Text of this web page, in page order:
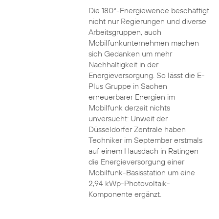
Die 180°-Energiewende beschäftigt
nicht nur Regierungen und diverse
Arbeitsgruppen, auch
Mobilfunkunternehmen machen
sich Gedanken um mehr
Nachhaltigkeit in der
Energieversorgung. So lässt die E-
Plus Gruppe in Sachen
erneuerbarer Energien im
Mobilfunk derzeit nichts
unversucht: Unweit der
Düsseldorfer Zentrale haben
Techniker im September erstmals
auf einem Hausdach in Ratingen
die Energieversorgung einer
Mobilfunk-Basisstation um eine
2,94 kWp-Photovoltaik-
Komponente ergänzt.